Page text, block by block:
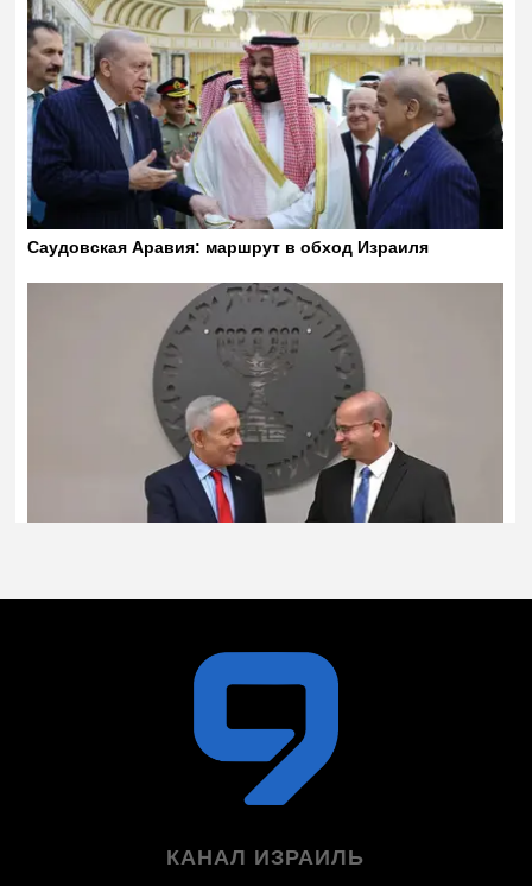
КАНАЛ ИЗРАИЛЬ